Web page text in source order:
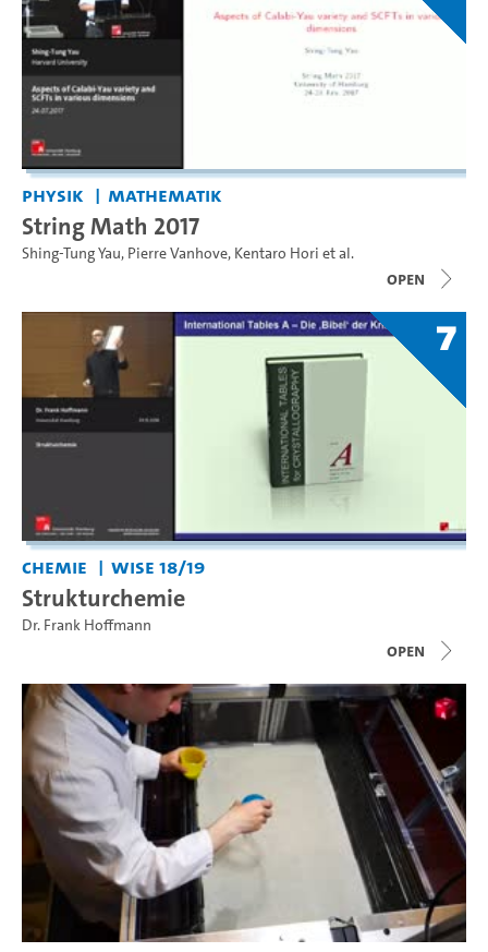
Physik Mathematik
String Math 2017
Shing-Tung Yau, Pierre Vanhove, Kentaro Hori et al.
open
7
Chemie WiSe 18/19
Strukturchemie
Dr. Frank Hoffmann
open